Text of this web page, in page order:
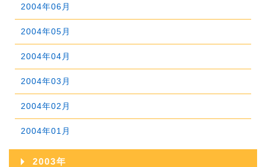
2008年01月
2007年02月
2007年01月
2006年03月
2006年02月
2006年01月
2004年06月
2004年05月
2004年04月
2004年03月
2004年02月
2004年01月
2003年